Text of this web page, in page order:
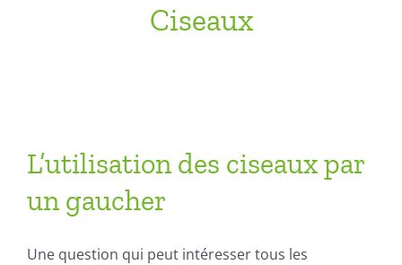
Ciseaux
L’utilisation des ciseaux par
un gaucher
Une question qui peut intéresser tous les